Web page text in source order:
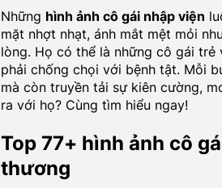
Những hình ảnh cô gái nhập viện
mặt nhợt nhạt, ánh mắt mệt mỏi
lòng. Họ có thể là những cô gái
phải chống chọi với bệnh tật. Mỗi
mà còn truyền tải sự kiên cường,
ra với họ? Cùng tìm hiểu ngay!
Top 77+ hình ảnh cô
thương